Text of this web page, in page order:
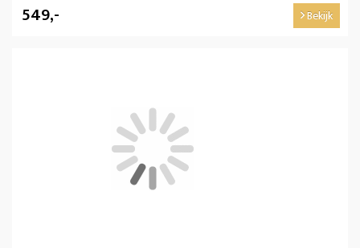
549,- Bekijk